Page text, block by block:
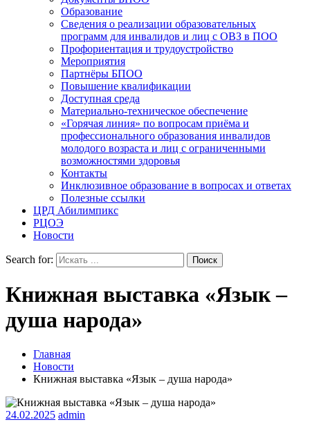
Образование
Сведения о реализации образовательных
программ для инвалидов и лиц с ОВЗ в ПОО
Профориентация и трудоустройство
Мероприятия
Партнёры БПОО
Повышение квалификации
Доступная среда
Материально-техническое обеспечение
«Горячая линия» по вопросам приёма и
профессионального образования инвалидов
молодого возраста и лиц с ограниченными
возможностями здоровья
Контакты
Инклюзивное образование в вопросах и ответах
Полезные ссылки
ЦРД Абилимпикс
РЦОЭ
Новости
Search for:
Книжная выставка «Язык –
душа народа»
Главная
Новости
Книжная выставка «Язык – душа народа»
24.02.2025 admin